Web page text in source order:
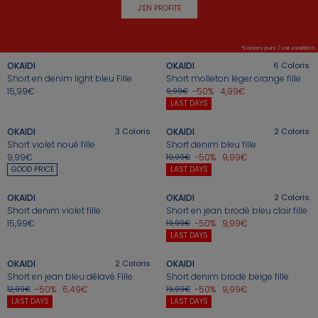
J’EN PROFITE
*Derniers jours / Voir conditions.
OKAIDI
Short en denim light bleu Fille
15,99€
LAST DAYS
OKAIDI 6 Coloris
Short molleton léger orange fille
9,99€ -50% 4,99€
GOOD PRICE
OKAIDI 3 Coloris
Short violet noué fille
9,99€
+
LAST DAYS
OKAIDI 2 Coloris
Short denim bleu fille
19,99€ -50% 9,99€
OKAIDI
Short denim violet fille
15,99€
+
LAST DAYS
OKAIDI 2 Coloris
Short en jean brodé bleu clair fille
19,99€ -50% 9,99€
LAST DAYS
OKAIDI 2 Coloris
Short en jean bleu délavé Fille
12,99€ -50% 6,49€
+
LAST DAYS
OKAIDI
Short denim brodé beige fille
19,99€ -50% 9,99€
+ +